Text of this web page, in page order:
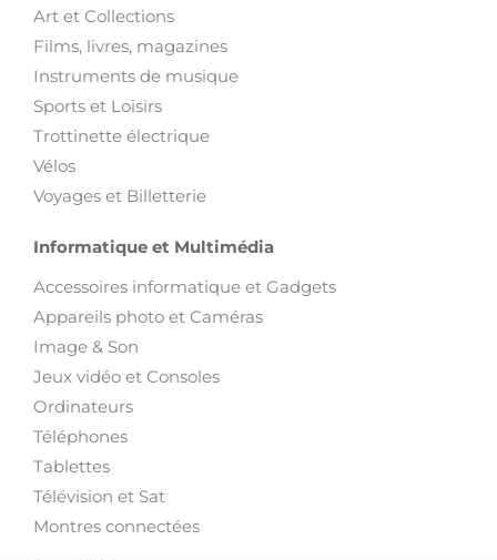
Art et Collections
Films, livres, magazines
Instruments de musique
Sports et Loisirs
Trottinette électrique
Vélos
Voyages et Billetterie
Informatique et Multimédia
Accessoires informatique et Gadgets
Appareils photo et Caméras
Image & Son
Jeux vidéo et Consoles
Ordinateurs
Téléphones
Tablettes
Télévision et Sat
Montres connectées